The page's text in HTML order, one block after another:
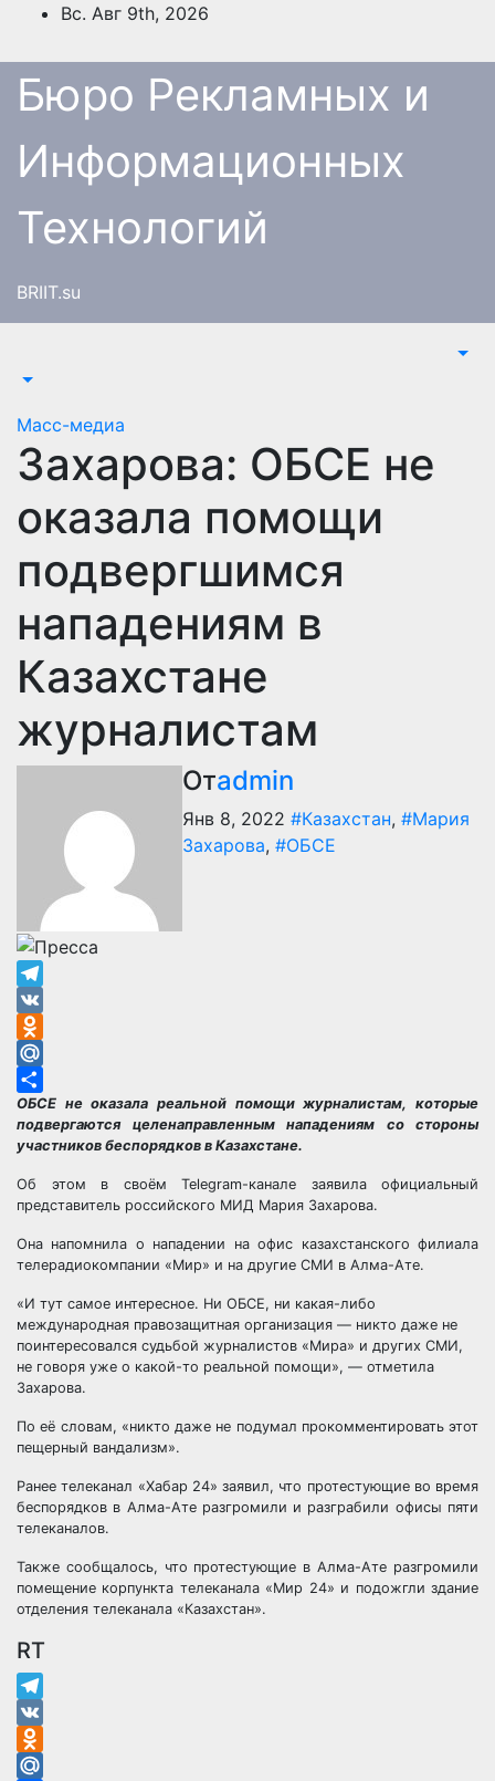
Перейти
содержимому
Вс. Авг 9th, 2026
Бюро Рекламных и
Информационных
Технологий
BRIIT.su
Масс-медиа
Захарова: ОБСЕ не
оказала помощи
подвергшимся
нападениям в
Казахстане
журналистам
Отadmin
Янв 8, 2022 #Казахстан, #Мария
Захарова, #ОБСЕ
Telegram
VK
Odnoklassniki
Mail.Ru
Отправить
ОБСЕ не оказала реальной помощи журналистам, которые
подвергаются целенаправленным нападениям со стороны
участников беспорядков в Казахстане.
Об этом в своём Telegram-канале заявила официальный
представитель российского МИД Мария Захарова.
Она напомнила о нападении на офис казахстанского филиала
телерадиокомпании «Мир» и на другие СМИ в Алма-Ате.
«И тут самое интересное. Ни ОБСЕ, ни какая-либо
международная правозащитная организация — никто даже не
поинтересовался судьбой журналистов «Мира» и других СМИ,
не говоря уже о какой-то реальной помощи», — отметила
Захарова.
По её словам, «никто даже не подумал прокомментировать этот
пещерный вандализм».
Ранее телеканал «Хабар 24» заявил, что протестующие во время
беспорядков в Алма-Ате разгромили и разграбили офисы пяти
телеканалов.
Также сообщалось, что протестующие в Алма-Ате разгромили
помещение корпункта телеканала «Мир 24» и подожгли здание
отделения телеканала «Казахстан».
RT
Telegram
VK
Odnoklassniki